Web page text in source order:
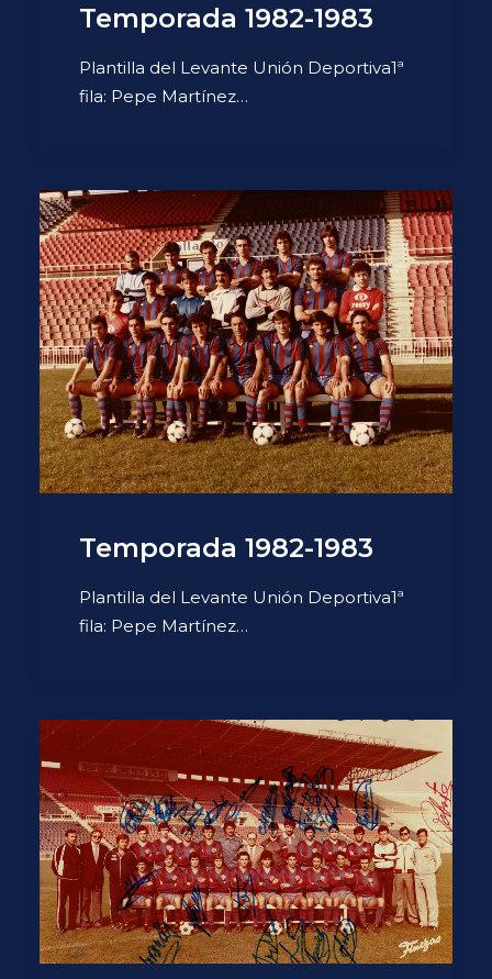
Temporada 1982-1983
Plantilla del Levante Unión Deportiva1ª
fila: Pepe Martínez…
Temporada 1982-1983
Plantilla del Levante Unión Deportiva1ª
fila: Pepe Martínez…